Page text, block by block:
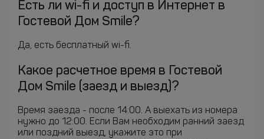
Есть ли wi-fi и доступ в Интернет в
Гостевой Дом Smile?
Да, есть бесплатный wi-fi.
Какое расчетное время в Гостевой
Дом Smile (заезд и выезд)?
Время заезда - после 14:00. А выехать из номера
нужно до 12:00. Если Вам необходим ранний заезд
или поздний выезд, укажите это при